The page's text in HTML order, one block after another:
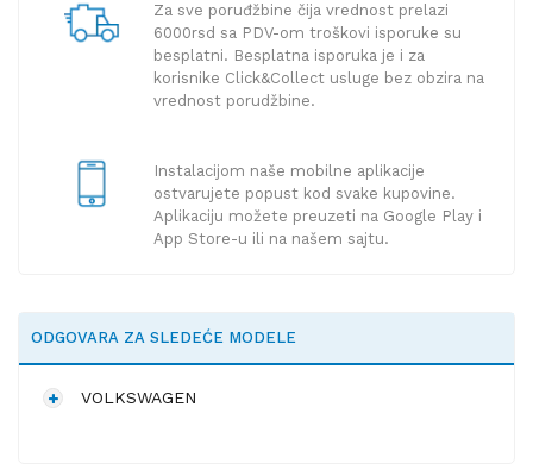
Za sve poruđžbine čija vrednost prelazi
6000rsd sa PDV-om troškovi isporuke su
besplatni. Besplatna isporuka je i za
korisnike Click&Collect usluge bez obzira na
vrednost porudžbine.
Instalacijom naše mobilne aplikacije
ostvarujete popust kod svake kupovine.
Aplikaciju možete preuzeti na Google Play i
App Store-u ili na našem sajtu.
ODGOVARA ZA SLEDEĆE MODELE
VOLKSWAGEN